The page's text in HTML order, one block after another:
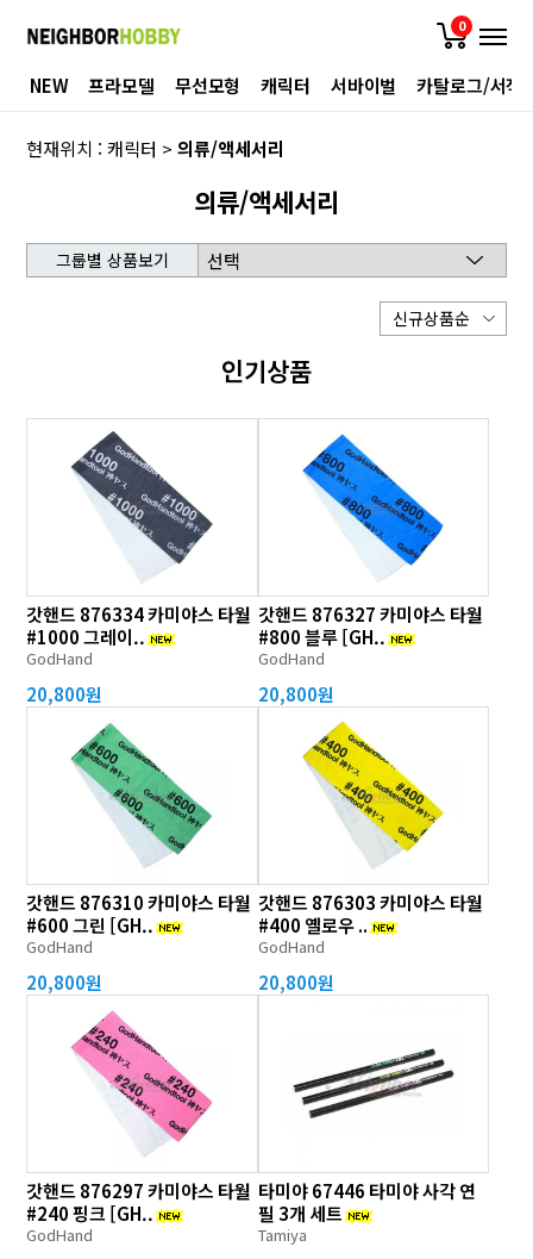
0
NEW 프라모델 무선모형 캐릭터 서바이벌 카탈로그/서적
현재위치 :캐릭터 >의류/액세서리
의류/액세서리
그룹별 상품보기
인기상품
갓핸드 876334 카미야스 타월
#1000 그레이..
GodHand
20,800원
갓핸드 876327 카미야스 타월
#800 블루 [GH..
GodHand
20,800원
갓핸드 876310 카미야스 타월
#600 그린 [GH..
GodHand
20,800원
갓핸드 876303 카미야스 타월
#400 옐로우 ..
GodHand
20,800원
갓핸드 876297 카미야스 타월
#240 핑크 [GH..
GodHand
타미야 67446 타미야 사각 연
필 3개 세트
Tamiya